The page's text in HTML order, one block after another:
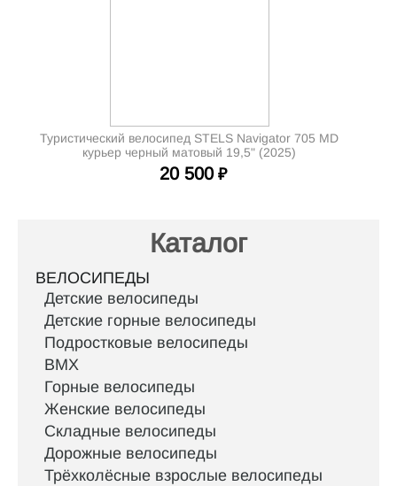
Туристический велосипед STELS Navigator 705 MD
курьер черный матовый 19,5" (2025)
20 500 ₽
Каталог
ВЕЛОСИПЕДЫ
Детские велосипеды
Детские горные велосипеды
Подростковые велосипеды
BMX
Горные велосипеды
Женские велосипеды
Складные велосипеды
Дорожные велосипеды
Трёхколёсные взрослые велосипеды